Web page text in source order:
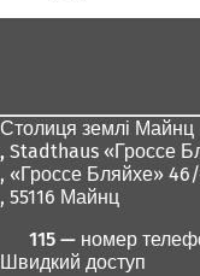
Столиця землі Майнц
, Stadthaus «Гроссе
, «Гроссе Бляйхе»
, 55116 Майнц
115 — номер
Швидкий доступ